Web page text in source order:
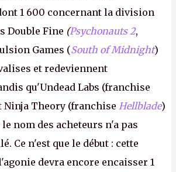
1 600 concernant la division
Double Fine (Psychonauts 2,
Games (South of Midnight)
et redeviennent
qu'Undead Labs (franchise
Ninja Theory (franchise Hellblade)
nom des acheteurs n'a pas
Ce n'est que le début : cette
devra encore encaisser 1